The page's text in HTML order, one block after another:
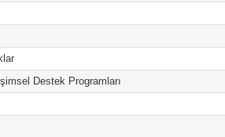
Destek Programları